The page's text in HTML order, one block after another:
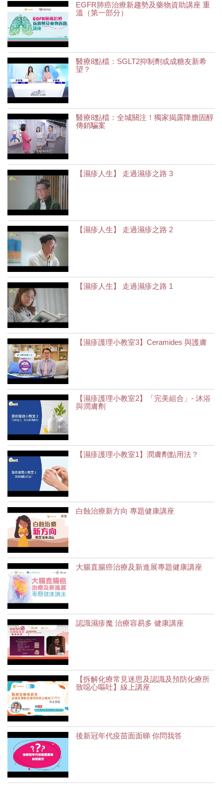
EGFR肺癌治療新趨勢及藥物資助講座 重
溫（第一部分）
醫療8點檔：SGLT2抑制劑或成糖友新希
望？
醫療8點檔：全城關注！獨家揭露降膽固醇
傳銷騙案
【濕疹人生】 走過濕疹之路 3
【濕疹人生】 走過濕疹之路 2
【濕疹人生】 走過濕疹之路 1
【濕疹護理小教室3】Ceramides 與護膚
【濕疹護理小教室2】「完美組合」- 沐浴
與潤膚劑
【濕疹護理小教室1】潤膚劑點用法？
白蝕治療新方向 專題健康講座
大腸直腸癌治療及新進展專題健康講座
認識濕疹魔 治療容易多 健康講座
【拆解化療常見迷思及認識及預防化療所
致噁心嘔吐】線上講座
後新冠年代疫苗面面睇 你問我答